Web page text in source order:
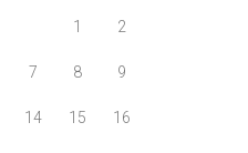
1 2
7 8 9
14 15 16